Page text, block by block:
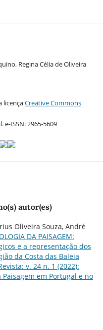
Regina Célia de Oliveira
licençaCreative Commons
e-ISSN: 2965-5609
autor(es)
Oliveira Souza, André
DA PAISAGEM:
e a representação dos
da Costa das Baleia
v. 24 n. 1 (2022):
em Portugal e no